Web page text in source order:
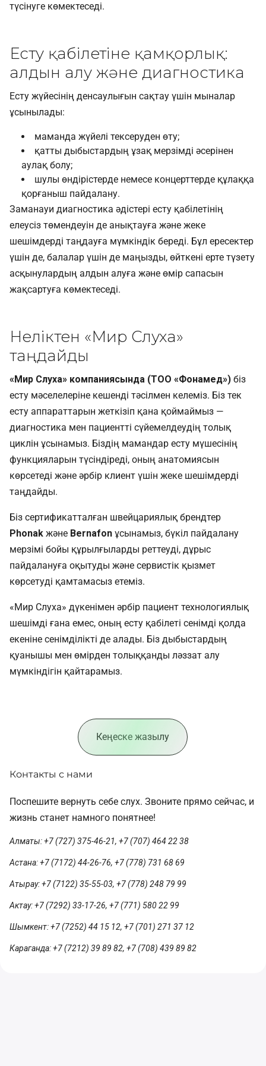
түсінуге көмектеседі.
Есту қабілетіне қамқорлық:
алдын алу және диагностика
Есту жүйесінің денсаулығын сақтау үшін мыналар
ұсынылады:
маманда жүйелі тексеруден өту;
қатты дыбыстардың ұзақ мерзімді әсерінен
аулақ болу;
шулы өндірістерде немесе концерттерде құлаққа
қорғаныш пайдалану.
Заманауи диагностика әдістері есту қабілетінің
елеусіз төмендеуін де анықтауға және жеке
шешімдерді таңдауға мүмкіндік береді. Бұл ересектер
үшін де, балалар үшін де маңызды, өйткені ерте түзету
асқынулардың алдын алуға және өмір сапасын
жақсартуға көмектеседі.
Неліктен «Мир Слуха»
таңдайды
«Мир Слуха» компаниясында (ТОО «Фонамед») біз
есту мәселелеріне кешенді тәсілмен келеміз. Біз тек
есту аппараттарын жеткізіп қана қоймаймыз —
диагностика мен пациентті сүйемелдеудің толық
циклін ұсынамыз. Біздің мамандар есту мүшесінің
функцияларын түсіндіреді, оның анатомиясын
көрсетеді және әрбір клиент үшін жеке шешімдерді
таңдайды.
Біз сертификатталған швейцариялық брендтер
Phonak және Bernafon ұсынамыз, бүкіл пайдалану
мерзімі бойы құрылғыларды реттеуді, дұрыс
пайдалануға оқытуды және сервистік қызмет
көрсетуді қамтамасыз етеміз.
«Мир Слуха» дүкенімен әрбір пациент технологиялық
шешімді ғана емес, оның есту қабілеті сенімді қолда
екеніне сенімділікті де алады. Біз дыбыстардың
қуанышы мен өмірден толыққанды ләззат алу
мүмкіндігін қайтарамыз.
Кеңеске жазылу
Контакты с нами
Поспешите вернуть себе слух. Звоните прямо сейчас, и
жизнь станет намного понятнее!
Алматы: +7 (727) 375-46-21, +7 (707) 464 22 38
Астана: +7 (7172) 44-26-76, +7 (778) 731 68 69
Атырау: +7 (7122) 35-55-03, +7 (778) 248 79 99
Актау: +7 (7292) 33-17-26, +7 (771) 580 22 99
Шымкент: +7 (7252) 44 15 12, +7 (701) 271 37 12
Караганда: +7 (7212) 39 89 82, +7 (708) 439 89 82